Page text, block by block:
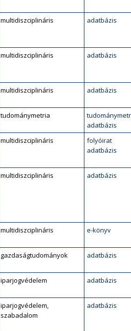
multidiszciplináris adatbázis
multidiszciplináris adatbázis
multidiszciplináris adatbázis
tudománymetria
adatbázis
multidiszciplináris
folyóirat
adatbázis
multidiszciplináris adatbázis
multidiszciplináris e-könyv
gazdaságtudományok adatbázis
iparjogvédelem adatbázis
iparjogvédelem,
szabadalom
adatbázis